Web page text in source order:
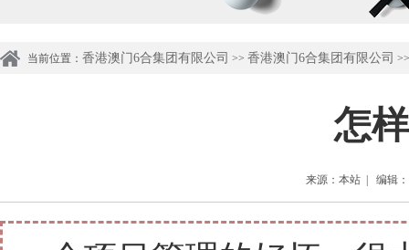
当前位置： 香港澳门6合集团有限公司 >> 香港澳门6合集团有限公司
怎
来源：本站 | 编辑